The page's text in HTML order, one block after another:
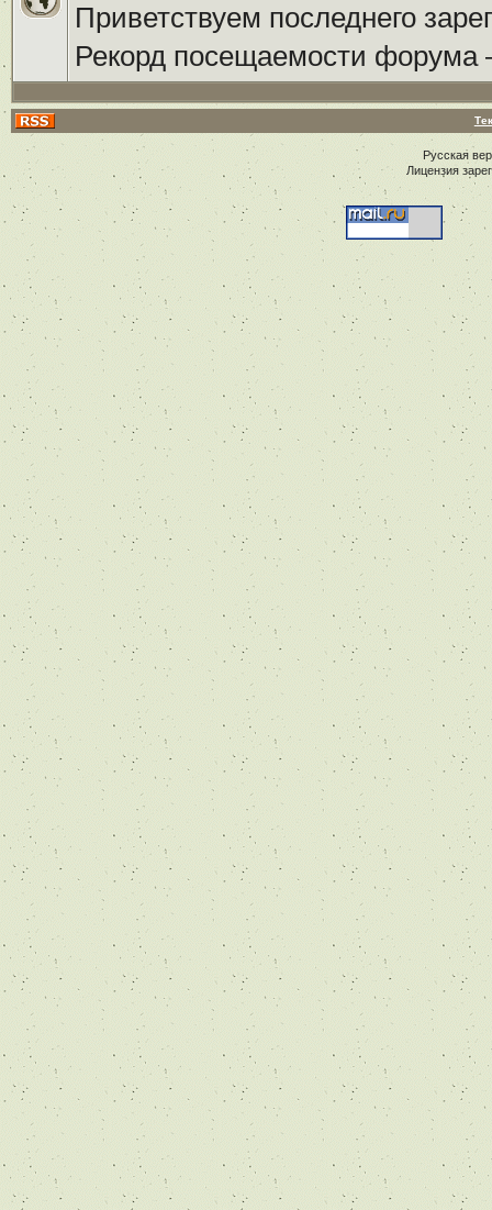
Приветствуем последнего
Рекорд посещаемости
Русская
Лицензия